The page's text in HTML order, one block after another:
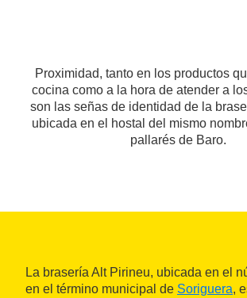
Proximidad, tanto en los productos
cocina como a la hora de atender a
son las señas de identidad de la
ubicada en el hostal del mismo
pallarés de Baro.
La brasería Alt Pirineu, ubicada en el
en el término municipal de Soriguera,